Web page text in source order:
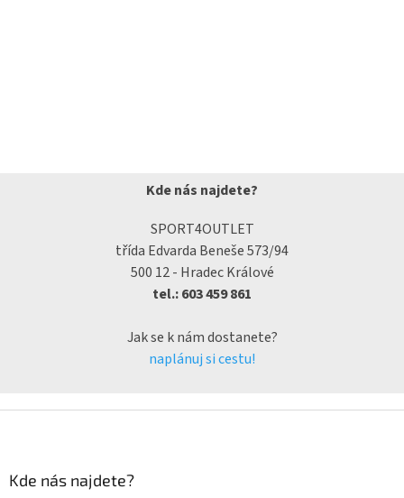
Kde nás najdete?
SPORT4OUTLET
třída Edvarda Beneše 573/94
500 12 - Hradec Králové
tel.: 603 459 861
Jak se k nám dostanete?
naplánuj si cestu!
Kde nás najdete?